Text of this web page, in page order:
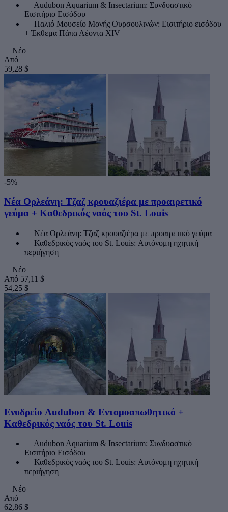
Audubon Aquarium & Insectarium: Συνδυαστικό
Εισιτήριο Εισόδου
Παλιό Μουσείο Μονής Ουρσουλινών: Εισιτήριο εισόδου
+ Έκθεμα Πάπα Λέοντα XIV
Νέο
Από
59,28 $
-5%
Νέα Ορλεάνη: Τζαζ κρουαζιέρα με προαιρετικό
γεύμα + Καθεδρικός ναός του St. Louis
Νέα Ορλεάνη: Τζαζ κρουαζιέρα με προαιρετικό γεύμα
Καθεδρικός ναός του St. Louis: Αυτόνομη ηχητική
περιήγηση
Νέο
Από 57,11 $
54,25 $
Ενυδρείο Audubon & Εντομοαπωθητικό +
Καθεδρικός ναός του St. Louis
Audubon Aquarium & Insectarium: Συνδυαστικό
Εισιτήριο Εισόδου
Καθεδρικός ναός του St. Louis: Αυτόνομη ηχητική
περιήγηση
Νέο
Από
62,86 $